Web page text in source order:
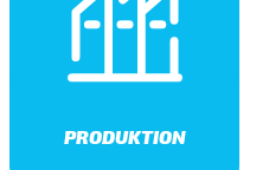
PRODUKTION